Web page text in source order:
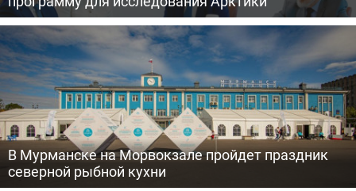
В Мурманске на Морвокзале пройдет праздник
северной рыбной кухни